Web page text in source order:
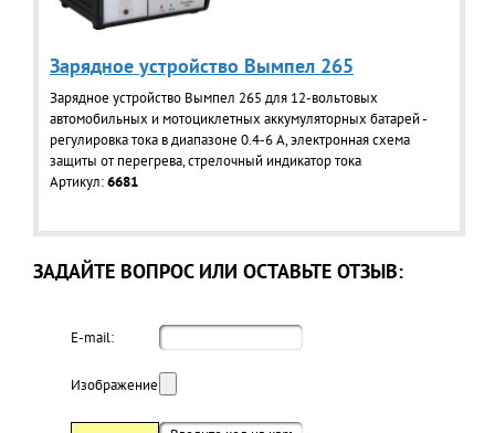
Зарядное устройство Вымпел 265
Зарядное устройство Вымпел 265 для 12-вольтовых
автомобильных и мотоциклетных аккумуляторных батарей -
регулировка тока в диапазоне 0.4-6 А, электронная схема
защиты от перегрева, стрелочный индикатор тока
Артикул:6681
ЗАДАЙТЕ ВОПРОС ИЛИ ОСТАВЬТЕ ОТЗЫВ:
E-mail:
Изображение: